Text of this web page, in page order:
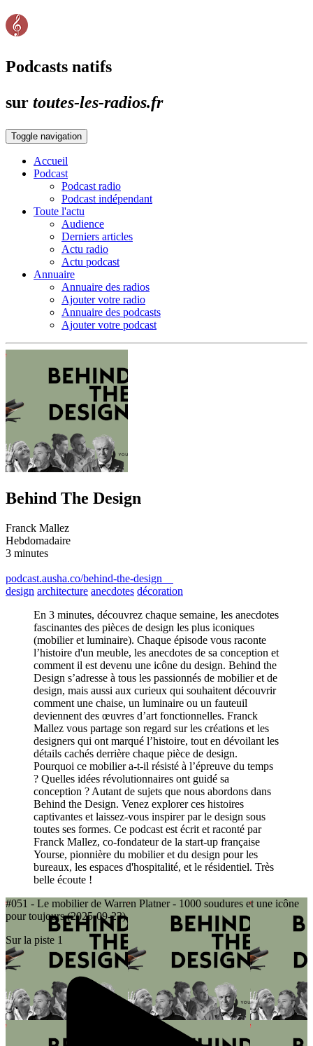
Podcasts natifs
sur toutes-les-radios.fr
Toggle navigation
Accueil
Podcast
Podcast radio
Podcast indépendant
Toute l'actu
Audience
Derniers articles
Actu radio
Actu podcast
Annuaire
Annuaire des radios
Ajouter votre radio
Annuaire des podcasts
Ajouter votre podcast
Behind The Design
Franck Mallez
Hebdomadaire
3 minutes
podcast.ausha.co/behind-the-design
design architecture anecdotes décoration
En 3 minutes, découvrez chaque semaine, les anecdotes
fascinantes des pièces de design les plus iconiques
(mobilier et luminaire). Chaque épisode vous raconte
l’histoire d'un meuble, les anecdotes de sa conception et
comment il est devenu une icône du design. Behind the
Design s’adresse à tous les passionnés de mobilier et de
design, mais aussi aux curieux qui souhaitent découvrir
comment une chaise, un luminaire ou un fauteuil
deviennent des œuvres d’art fonctionnelles. Franck
Mallez vous partage son regard sur les créations et les
designers qui ont marqué l’histoire, tout en dévoilant les
détails cachés derrière chaque pièce de design.
Pourquoi ce mobilier a-t-il résisté à l’épreuve du temps
? Quelles idées révolutionnaires ont guidé sa
conception ? Autant de sujets que nous abordons dans
Behind the Design. Venez explorer ces histoires
captivantes et laissez-vous inspirer par le design sous
toutes ses formes. Ce podcast est écrit et raconté par
Franck Mallez, co-fondateur de la start-up française
Yourse, pionnière du mobilier et du design pour les
bureaux, les espaces d'hospitalité, et le résidentiel. Très
belle écoute !
#051 - Le mobilier de Warren Platner - 1000 soudures et une icône
pour toujours (2025-09-23)
Sur la piste 1